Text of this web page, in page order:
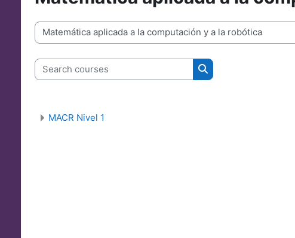
Course categories
Search courses
Search courses
MACR Nivel 1